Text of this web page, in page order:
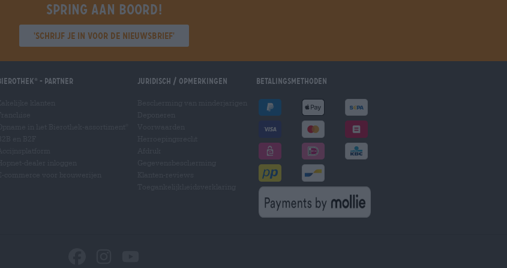
Spring aan boord!
'Schrijf je in voor de nieuwsbrief'
- Partner Juridisch / Opmerkingen Betalingsmethoden